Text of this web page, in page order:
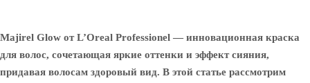
Majirel Glow от L’Oreal Professionel — инновационная краска
для волос, сочетающая яркие оттенки и эффект сияния,
придавая волосам здоровый вид. В этой статье рассмотрим